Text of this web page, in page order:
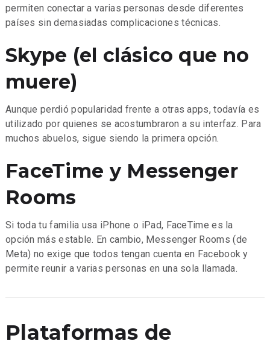
permiten conectar a varias personas desde diferentes
países sin demasiadas complicaciones técnicas.
Skype (el clásico que no
muere)
Aunque perdió popularidad frente a otras apps, todavía es
utilizado por quienes se acostumbraron a su interfaz. Para
muchos abuelos, sigue siendo la primera opción.
FaceTime y Messenger
Rooms
Si toda tu familia usa iPhone o iPad, FaceTime es la
opción más estable. En cambio, Messenger Rooms (de
Meta) no exige que todos tengan cuenta en Facebook y
permite reunir a varias personas en una sola llamada.
Plataformas de